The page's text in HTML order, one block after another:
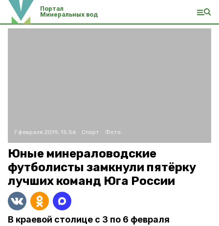
Портал
Минеральных вод
7 февраля 2019, 15:56 Спорт Фото:
Юные минераловодские
футболисты замкнули пятёрку
лучших команд Юга России
В краевой столице с 3 по 6 февраля